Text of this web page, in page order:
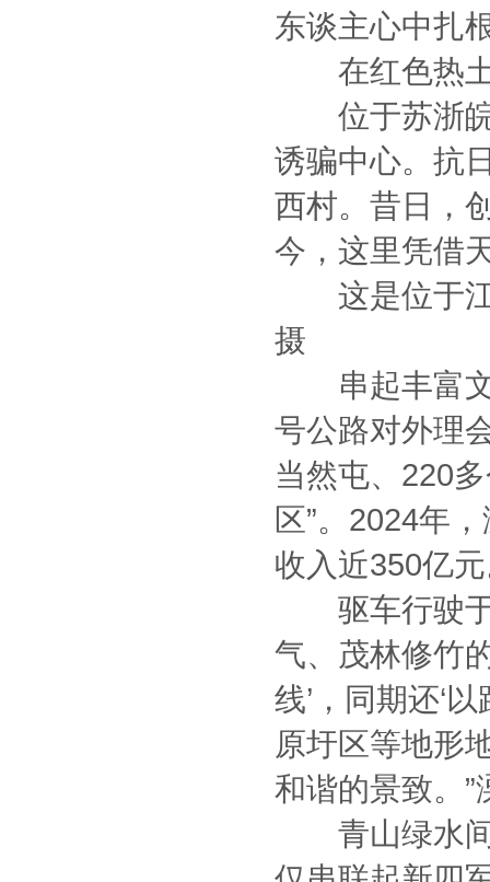
东谈主心中
在红色热土
位于苏浙皖
诱骗中心。抗
西村。昔日，
今，这里凭借
这是位于江
摄
串起丰富文
号公路对外理
当然屯、220
区”。2024年
收入近350亿
驱车行驶于1
气、茂林修竹
线’，同期还‘
原圩区等地形
和谐的景致。
青山绿水间